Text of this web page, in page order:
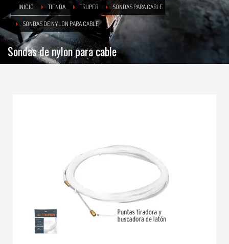
INICIO TIENDA TRUPER SONDAS PARA CABLE
SONDAS DE NYLON PARA CABLE
Sondas de nylon para cable